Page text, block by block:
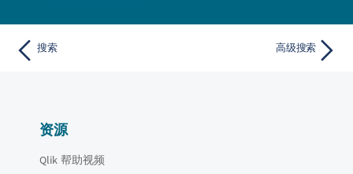
搜索 高级搜索
资源
Qlik 帮助视频